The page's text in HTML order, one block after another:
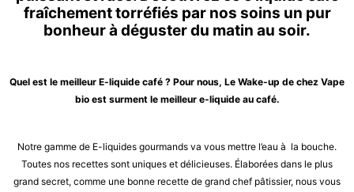
fraîchement torréfiés par nos soins un pur
bonheur à déguster du matin au soir.
Quel est le meilleur E-liquide café ? Pour nous, Le Wake-up de chez Vape
bio est surment le meilleur e-liquide au café.
Notre gamme de E-liquides gourmands va vous mettre l’eau à la bouche.
Toutes nos recettes sont uniques et délicieuses. Élaborées dans le plus
grand secret, comme une bonne recette de grand chef pâtissier, nous vous